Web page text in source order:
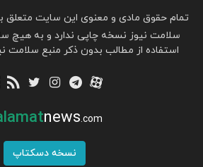
تمام حقوق مادی و معنوی این سایت متعلق
سلامت نیوز نسخه چاپی ندارد و به هیچ
استفاده از مطالب بدون ذکر منبع سلامت
news.com
نسخه دسکتاپ